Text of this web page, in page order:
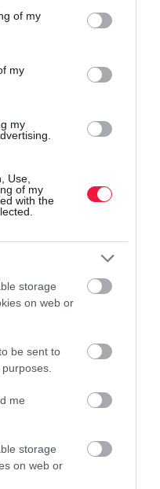
You may click to
its third-party tags to
in below Google
of my
my
my
Use,
of my
with the
storage
on web or
be sent to
me
storage
on web or
adatok a pendrive-
a pendrive-okon korlátlan
lévő fájlok, vagyis